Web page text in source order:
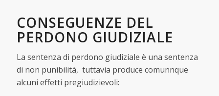
CONSEGUENZE DEL
PERDONO GIUDIZIALE
La sentenza di perdono giudiziale è una sentenza
di non punibilità, tuttavia produce comunnque
alcuni effetti pregiudizievoli: